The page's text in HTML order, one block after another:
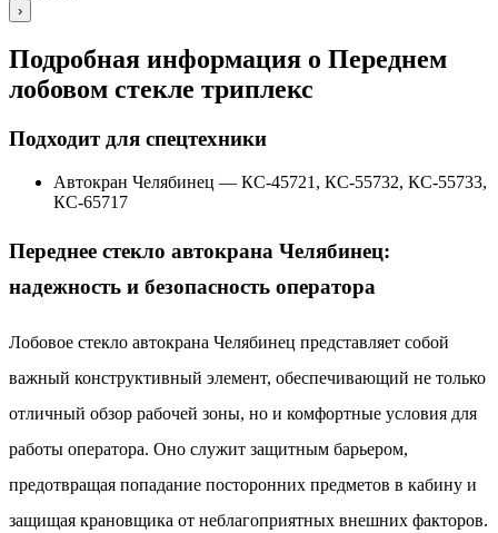
›
Подробная информация о Переднем
лобовом стекле триплекс
Подходит для спецтехники
Автокран Челябинец — КС-45721, КС-55732, КС-55733,
КС-65717
Переднее стекло автокрана Челябинец:
надежность и безопасность оператора
Лобовое стекло автокрана Челябинец представляет собой
важный конструктивный элемент, обеспечивающий не только
отличный обзор рабочей зоны, но и комфортные условия для
работы оператора. Оно служит защитным барьером,
предотвращая попадание посторонних предметов в кабину и
защищая крановщика от неблагоприятных внешних факторов.